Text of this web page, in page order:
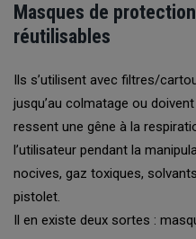
Masques de
réutilisables
Ils s’utilisent avec filtres/
jusqu’au colmatage ou
ressent une gêne à la
l’utilisateur pendant la
nocives, gaz toxiques,
pistolet.
Il en existe deux sortes :